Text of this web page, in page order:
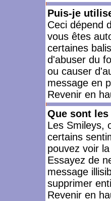
Puis-je
Ceci dépend
vous êtes
certaines
d'abuser du
ou causer
message en
Revenir en
Que sont
Les Smileys,
certains
pouvez voir
Essayez de
message
supprimer
Revenir en